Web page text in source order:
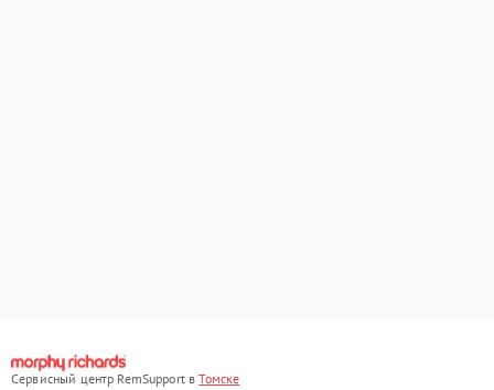
Сервисный центр RemSupport вТомске